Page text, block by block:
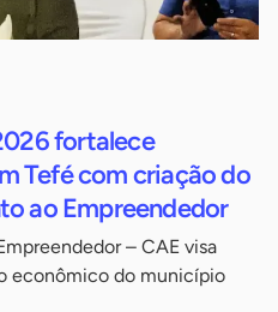
fortalece
Tefé com criação do
ao Empreendedor
– CAE visa
econômico do município